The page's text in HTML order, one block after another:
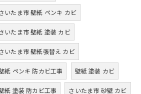
いたま市 壁紙 ペンキ カビ
いたま市 壁紙 塗装 カビ
いたま市 壁紙張替え カビ
紙 ペンキ 防カビ工事 壁紙 塗装 カビ
紙 塗装 防カビ工事 さいたま市 砂壁 カビ